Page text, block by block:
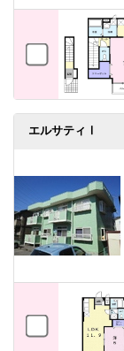
エルサティⅠ